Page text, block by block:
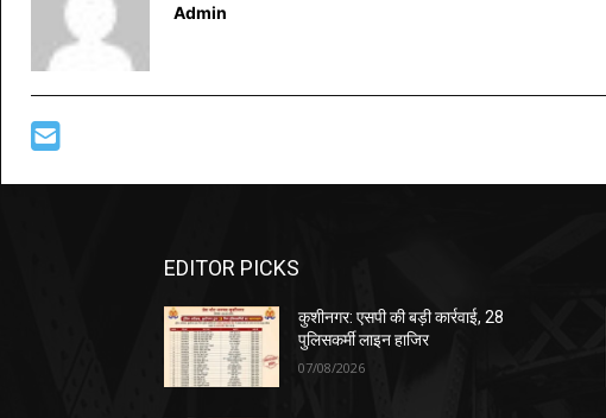
Admin
EDITOR PICKS
कुशीनगर: एसपी की बड़ी कार्रवाई, 28
पुलिसकर्मी लाइन हाजिर
07/08/2026